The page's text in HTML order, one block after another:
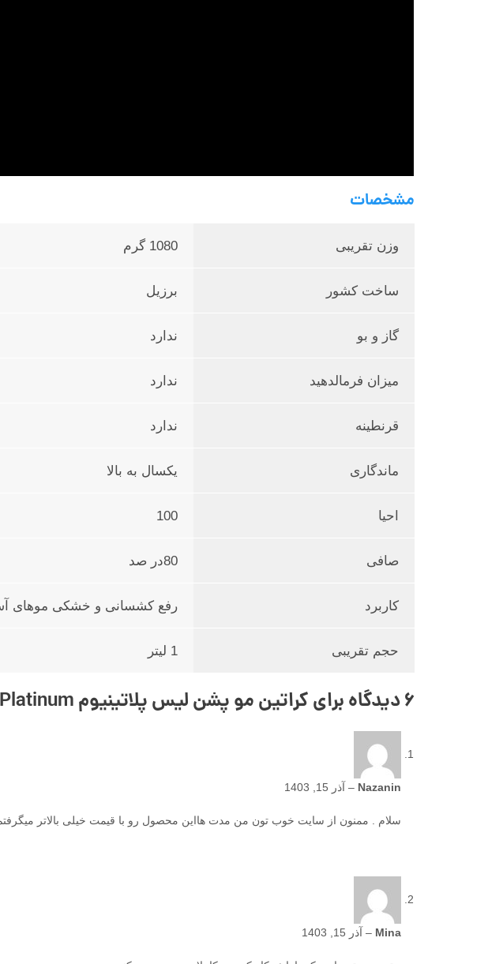
مشخصات
وزن تقریبی 1080 گرم
ساخت کشور برزیل
گاز و بو ندارد
میزان فرمالدهید ندارد
قرنطینه ندارد
ماندگاری یکسال به بالا
احیا 100
صافی 80در صد
کاربرد رفع کشسانی و خشکی موهای
حجم تقریبی 1 لیتر
6 دیدگاه برای کراتین مو پشن لیس پلاتینیوم Passion Liss Platinum
Nazanin
– آذر 15, 1403
سلام . ممنون از سایت خوب تون من مدت هااین محصول رو با قیمت خیلی بالاتر
Mina
– آذر 15, 1403